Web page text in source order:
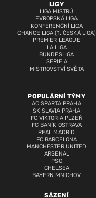
LIGY
LIGA MISTRŮ
EVROPSKÁ LIGA
KONFERENČNÍ LIGA
CHANCE LIGA (1. ČESKÁ LIGA)
PREMIER LEAGUE
LA LIGA
BUNDESLIGA
SERIE A
MISTROVSTVÍ SVĚTA
POPULÁRNÍ TÝMY
AC SPARTA PRAHA
SK SLAVIA PRAHA
FC VIKTORIA PLZEŇ
FC BANÍK OSTRAVA
REAL MADRID
FC BARCELONA
MANCHESTER UNITED
ARSENAL
PSG
CHELSEA
BAYERN MNICHOV
SÁZENÍ